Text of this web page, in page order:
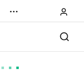
...